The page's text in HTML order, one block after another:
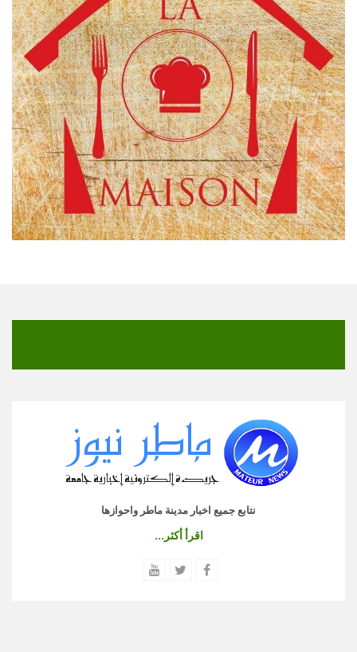
نتابع جميع اخبار مدينة ماطر واحوازها
اقرأ أكثر...